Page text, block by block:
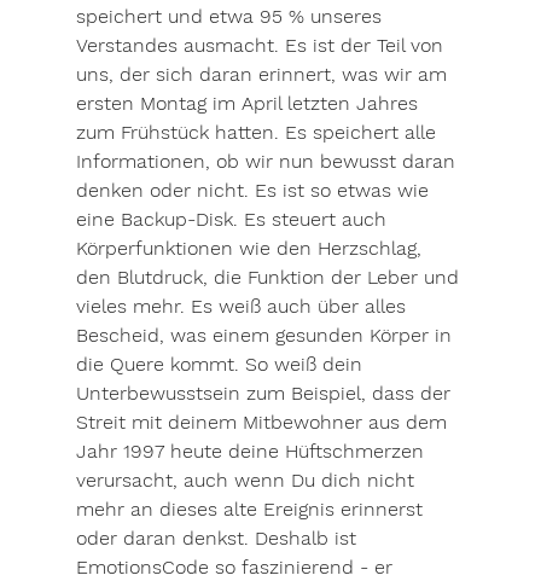
speichert und etwa 95 % unseres
Verstandes ausmacht. Es ist der Teil von
uns, der sich daran erinnert, was wir am
ersten Montag im April letzten Jahres
zum Frühstück hatten. Es speichert alle
Informationen, ob wir nun bewusst daran
denken oder nicht. Es ist so etwas wie
eine Backup-Disk. Es steuert auch
Körperfunktionen wie den Herzschlag,
den Blutdruck, die Funktion der Leber und
vieles mehr. Es weiß auch über alles
Bescheid, was einem gesunden Körper in
die Quere kommt. So weiß dein
Unterbewusstsein zum Beispiel, dass der
Streit mit deinem Mitbewohner aus dem
Jahr 1997 heute deine Hüftschmerzen
verursacht, auch wenn Du dich nicht
mehr an dieses alte Ereignis erinnerst
oder daran denkst. Deshalb ist
EmotionsCode so faszinierend - er